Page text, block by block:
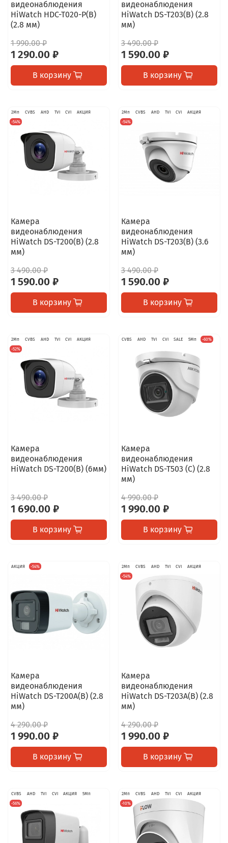
видеонаблюдения
HiWatch HDC-T020-P(B)
(2.8 мм)
1 990.00 ₽
1 290.00 ₽
В корзину
видеонаблюдения
HiWatch DS-T203(B) (2.8
мм)
3 490.00 ₽
1 590.00 ₽
В корзину
2Мп CVBS AHD TVI CVI
АКЦИЯ
-54%
Камера
видеонаблюдения
HiWatch DS-T200(B) (2.8
мм)
3 490.00 ₽
1 590.00 ₽
В корзину
2Мп CVBS AHD TVI CVI
АКЦИЯ
-54%
Камера
видеонаблюдения
HiWatch DS-T203(B) (3.6
мм)
3 490.00 ₽
1 590.00 ₽
В корзину
2Мп CVBS AHD TVI CVI
АКЦИЯ
-52%
Камера
видеонаблюдения
HiWatch DS-T200(B) (6мм)
3 490.00 ₽
1 690.00 ₽
В корзину
CVBS AHD TVI CVI SALE 5Мп -60%
Камера
видеонаблюдения
HiWatch DS-T503 (C) (2.8
мм)
4 990.00 ₽
1 990.00 ₽
В корзину
АКЦИЯ -54%
Камера
видеонаблюдения
HiWatch DS-T200A(B) (2.8
мм)
4 290.00 ₽
1 990.00 ₽
В корзину
2Мп CVBS AHD TVI CVI
АКЦИЯ
-54%
Камера
видеонаблюдения
HiWatch DS-T203A(B) (2.8
мм)
4 290.00 ₽
1 990.00 ₽
В корзину
CVBS AHD TVI CVI АКЦИЯ
5Мп
-56%
2Мп CVBS AHD TVI CVI
АКЦИЯ
-10%